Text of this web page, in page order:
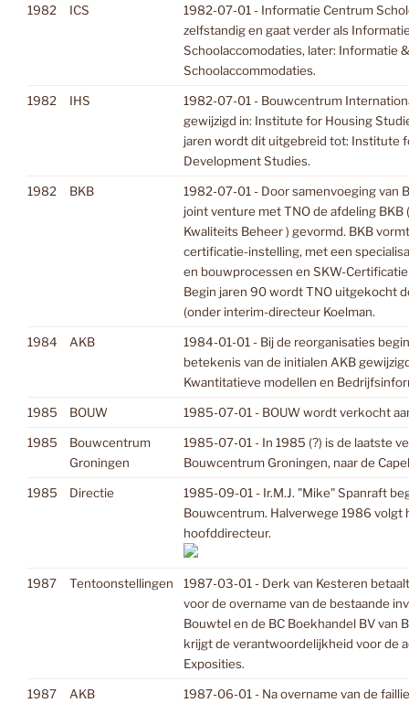
1982 ICS
1982-07-01 - Informatie Centrum
zelfstandig en gaat verder als
Schoolaccomodaties, later: Informatie
Schoolaccommodaties.
1982 IHS
1982-07-01 - Bouwcentrum
gewijzigd in: Institute for Housing
jaren wordt dit uitgebreid tot: Institute
Development Studies.
1982 BKB
1982-07-01 - Door samenvoeging van
joint venture met TNO de afdeling BKB
Kwaliteits Beheer ) gevormd. BKB
certificatie-instelling, met een
en bouwprocessen en SKW-
Begin jaren 90 wordt TNO uitgekocht
(onder interim-directeur Koelman.
1984 AKB
1984-01-01 - Bij de reorganisaties
betekenis van de initialen AKB
Kwantitatieve modellen en
1985 BOUW 1985-07-01 - BOUW wordt verkocht
1985
Bouwcentrum
Groningen
1985-07-01 - In 1985 (?) is de laatste
Bouwcentrum Groningen, naar de
1985 Directie
1985-09-01 - Ir.M.J. "Mike" Spanraft
Bouwcentrum. Halverwege 1986 volgt
hoofddirecteur.
1987 Tentoonstellingen
1987-03-01 - Derk van Kesteren
voor de overname van de bestaande
Bouwtel en de BC Boekhandel BV van
krijgt de verantwoordelijkheid voor de
Exposities.
1987 AKB
1987-06-01 - Na overname van de